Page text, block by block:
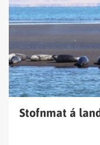
Stofnmat á
landsel
að
með
drónum